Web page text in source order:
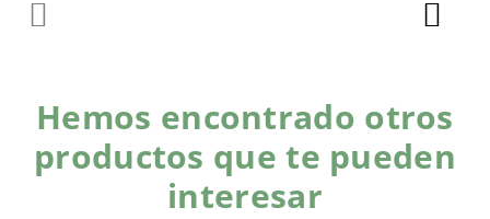
Hemos encontrado otros
productos que te pueden
interesar